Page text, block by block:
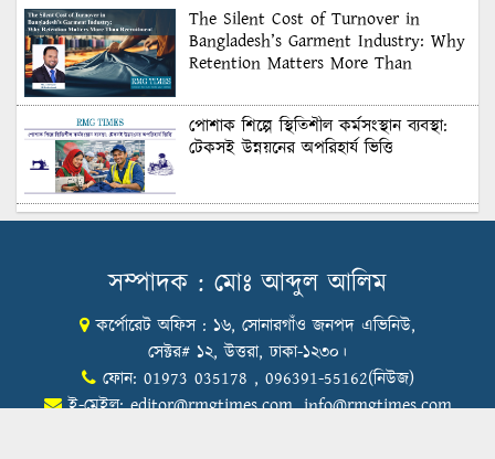
The Silent Cost of Turnover in
Bangladesh’s Garment Industry: Why
Retention Matters More Than
পোশাক শিল্পে স্থিতিশীল কর্মসংস্থান ব্যবস্থা:
টেকসই উন্নয়নের অপরিহার্য ভিত্তি
শুল্কের দেয়াল ভাঙার সুযোগ: মার্কিন বাজারে
Honoring Excellence: Texstream
Fashion Ltd. Rewards Best Workers–
2026
সম্পাদক : মোঃ আব্দুল আলিম
কর্পোরেট অফিস : ১৬, সোনারগাঁও জনপদ এভিনিউ,
সেক্টর# ১২, উত্তরা, ঢাকা-১২৩০।
ফোন: 01973 035178 , 096391-55162(নিউজ)
ই-মেইল:editor@rmgtimes.com,info@rmgtimes.com